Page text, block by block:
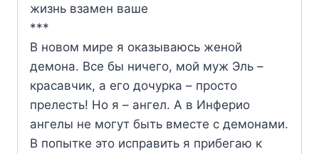
жизнь взамен ваше
***
В новом мире я оказываюсь женой
демона. Все бы ничего, мой муж Эль –
красавчик, а его дочурка – просто
прелесть! Но я – ангел. А в Инферио
ангелы не могут быть вместе с демонами.
В попытке это исправить я прибегаю к